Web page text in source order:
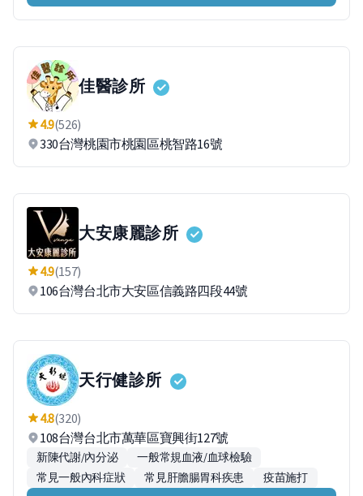
佳醫診所
4.9(526)
330台灣桃園市桃園區桃智路16號
大安康麗診所
4.9(157)
106台灣台北市大安區信義路四段44號
天行健診所
4.8(320)
108台灣台北市萬華區寶興街127號
新陳代謝/內分泌
一般常規血液/血球檢驗
常見一般內科症狀
常見肝膽腸胃科疾患 疫苗施打